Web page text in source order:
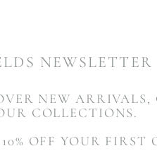
NEWSLETTER
NEW ARRIVALS,
COLLECTIONS.
OFF YOUR FIRST